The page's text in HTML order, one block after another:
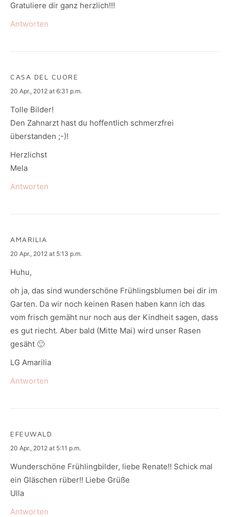
Gratuliere dir ganz herzlich!!!
Antworten
CASA DEL CUORE
says:
20 Apr., 2012 at 6:31 p.m.
Tolle Bilder!
Den Zahnarzt hast du hoffentlich schmerzfrei
überstanden ;-)!
Herzlichst
Mela
Antworten
AMARILIA
says:
20 Apr., 2012 at 5:13 p.m.
Huhu,
oh ja, das sind wunderschöne Frühlingsblumen bei dir im
Garten. Da wir noch keinen Rasen haben kann ich das
vom frisch gemäht nur noch aus der Kindheit sagen, dass
es gut riecht. Aber bald (Mitte Mai) wird unser Rasen
gesäht 🙂
LG Amarilia
Antworten
EFEUWALD
says:
20 Apr., 2012 at 5:11 p.m.
Wunderschöne Frühlingbilder, liebe Renate!! Schick mal
ein Gläschen rüber!! Liebe Grüße
Ulla
Antworten